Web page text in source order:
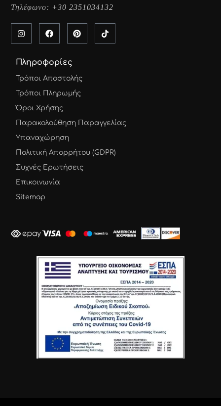
Τηλέφωνο: +30 2351034132
Πληροφορίες
Τρόποι Αποστολής
Τρόποι Πληρωμής
Όροι Χρήσης
Παρακολούθηση Παραγγελίας
Υπαναχώρηση
Πολιτική Απορρήτου (GDPR)
Συχνές Ερωτήσεις
Επικοινωνία
Sitemap